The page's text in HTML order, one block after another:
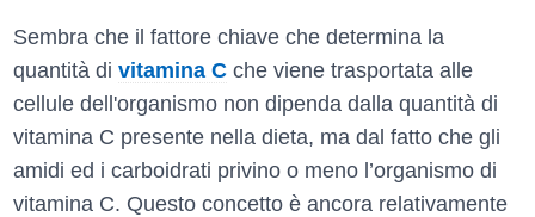
Sembra che il fattore chiave che determina la
quantità di vitamina C che viene trasportata alle
cellule dell'organismo non dipenda dalla quantità di
vitamina C presente nella dieta, ma dal fatto che gli
amidi ed i carboidrati privino o meno l’organismo di
vitamina C. Questo concetto è ancora relativamente